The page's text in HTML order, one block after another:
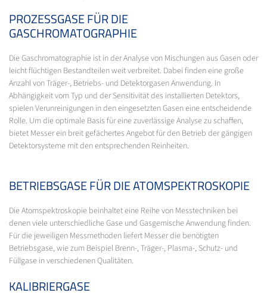
PROZESSGASE FÜR DIE
GASCHROMATOGRAPHIE
Die Gaschromatographie ist in der Analyse von Mischungen aus Gasen oder
leicht flüchtigen Bestandteilen weit verbreitet. Dabei finden eine große
Anzahl von Träger-, Betriebs- und Detektorgasen Anwendung. In
Abhängigkeit vom Typ und der Sensitivität des installierten Detektors,
spielen Verunreinigungen in den eingesetzten Gasen eine entscheidende
Rolle. Um die optimale Basis für eine zuverlässige Analyse zu schaffen,
bietet Messer ein breit gefächertes Angebot für den Betrieb der gängigen
Detektorsysteme mit den entsprechenden Reinheiten.
BETRIEBSGASE FÜR DIE ATOMSPEKTROSKOPIE
Die Atomspektroskopie beinhaltet eine Reihe von Messtechniken bei
denen viele unterschiedliche Gase und Gasgemische Anwendung finden.
Für die jeweiligen Messmethoden liefert Messer die benötigten
Betriebsgase, wie zum Beispiel Brenn-, Träger-, Plasma-, Schutz- und
Füllgase in verschiedenen Qualitäten.
KALIBRIERGASE